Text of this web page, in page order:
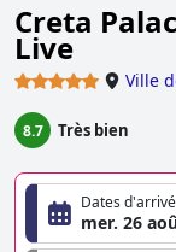
Creta
Live
Ville
8.7 Très bien
Dates
mer. 26